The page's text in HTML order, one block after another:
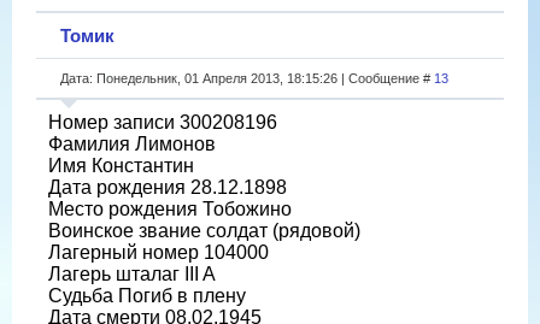
Томик
Дата: Понедельник, 01 Апреля 2013, 18:15:26 | Сообщение # 13
Номер записи 300208196
Фамилия Лимонов
Имя Константин
Дата рождения 28.12.1898
Место рождения Тобожино
Воинское звание солдат (рядовой)
Лагерный номер 104000
Лагерь шталаг III A
Судьба Погиб в плену
Дата смерти 08.02.1945